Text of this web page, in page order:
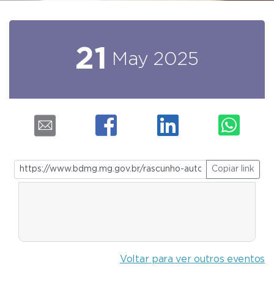
21 May 2025
Copiar link
Voltar para ver outros eventos